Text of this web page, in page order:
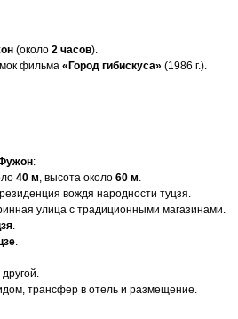
(около 2 часов).
фильма «Город гибискуса» (1986 г.).
:
40 м, высота около 60 м.
вождя народности туцзя.
улица с традиционными магазинами.
.
.
трансфер в отель и размещение.